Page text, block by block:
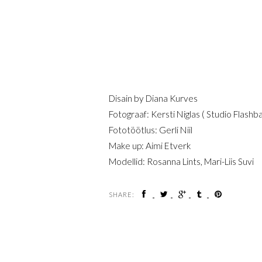
Disain by Diana Kurves
Fotograaf: Kersti Niglas ( Studio
Fototöötlus: Gerli Niil
Make up: Aimi Etverk
Modellid: Rosanna Lints, Mari-Liis Suvi
SHARE: